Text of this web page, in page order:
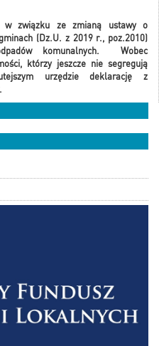
w związku ze zmianą ustawy o
(Dz.U. z 2019 r., poz.2010)
komunalnych. Wobec
którzy jeszcze nie segregują
urzędzie deklarację z